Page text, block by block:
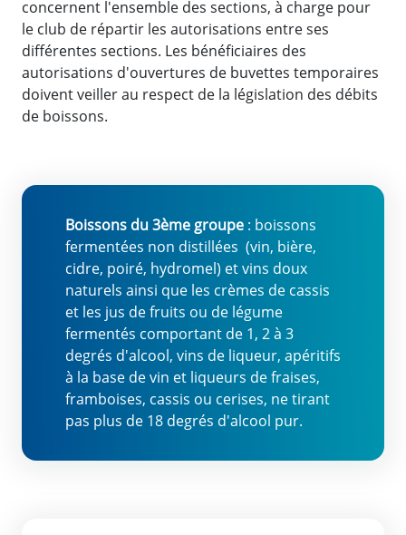
concernent l'ensemble des sections, à charge pour
le club de répartir les autorisations entre ses
différentes sections. Les bénéficiaires des
autorisations d'ouvertures de buvettes temporaires
doivent veiller au respect de la législation des débits
de boissons.
Boissons du 3ème groupe : boissons
fermentées non distillées (vin, bière,
cidre, poiré, hydromel) et vins doux
naturels ainsi que les crèmes de cassis
et les jus de fruits ou de légume
fermentés comportant de 1, 2 à 3
degrés d'alcool, vins de liqueur, apéritifs
à la base de vin et liqueurs de fraises,
framboises, cassis ou cerises, ne tirant
pas plus de 18 degrés d'alcool pur.